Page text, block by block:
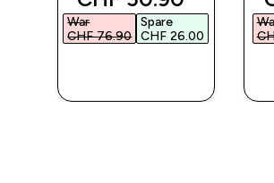
War
CHF 76.90‎
Spare
CHF 26.00‎